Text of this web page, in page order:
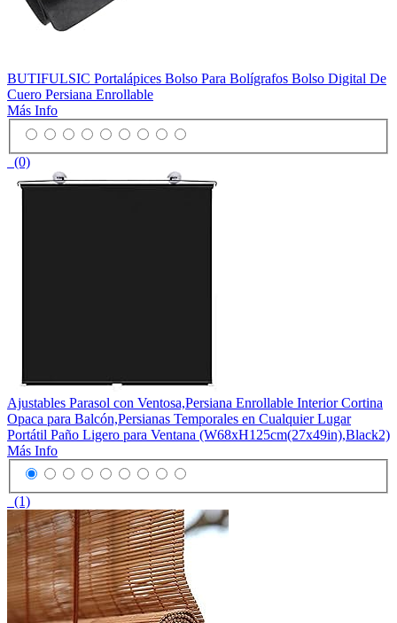
BUTIFULSIC Portalápices Bolso Para Bolígrafos Bolso Digital De
Cuero Persiana Enrollable
Más Info
(0)
Ajustables Parasol con Ventosa,Persiana Enrollable Interior Cortina
Opaca para Balcón,Persianas Temporales en Cualquier Lugar
Portátil Paño Ligero para Ventana (W68xH125cm(27x49in),Black2)
Más Info
(1)